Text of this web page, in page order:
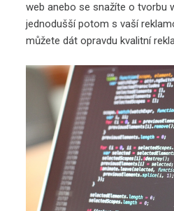
web anebo se snažíte o tvorbu
jednodušší potom s vaší
můžete dát opravdu kvalitní